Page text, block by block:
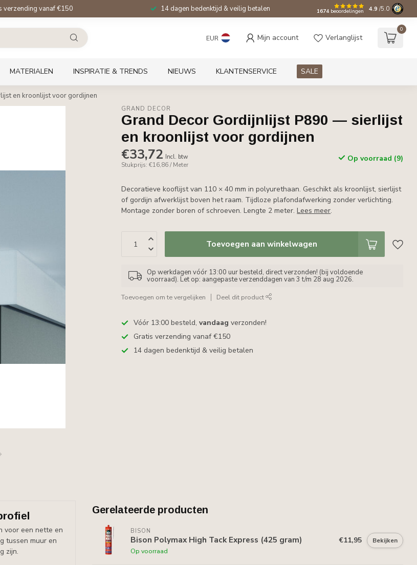
verzending vanaf €150 14 dagen bedenktijd & veilig betalen 1674beoordelingen 4.9 /5.0
EUR Mijn account Verlanglijst
0
MATERIALEN INSPIRATIE & TRENDS NIEUWS KLANTENSERVICE SALE
en kroonlijst voor gordijnen
GRAND DECOR
Grand Decor Gordijnlijst P890 — sierlijst
en kroonlijst voor gordijnen
€33,72 Incl. btw
Stukprijs: €16,86 / Meter
Op voorraad (9)
Decoratieve kooflijst van 110 × 40 mm in polyurethaan. Geschikt als kroonlijst, sierlijst
of gordijn afwerklijst boven het raam. Tijdloze plafondafwerking zonder verlichting.
Montage zonder boren of schroeven. Lengte 2 meter.Lees meer.
Toevoegen aan winkelwagen
Op werkdagen vóór 13:00 uur besteld, direct verzonden! (bij voldoende
voorraad). Let op: aangepaste verzenddagen van 3 t/m 28 aug 2026.
Toevoegen om te vergelijken Deel dit product
Vóór 13:00 besteld,vandaag verzonden!
Gratis verzending vanaf €150
14 dagen bedenktijd & veilig betalen
voor een nette en
tussen muur en
zijn.
Gerelateerde producten
BISON
Bison Polymax High Tack Express (425 gram)
Op voorraad
€11,95 Bekijken